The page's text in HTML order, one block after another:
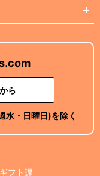
ら
水・日曜日)を除く
フト課